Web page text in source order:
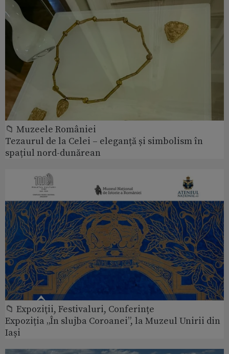
📁 Muzeele României
Tezaurul de la Celei – eleganță și simbolism în
spațiul nord-dunărean
📁 Expoziţii, Festivaluri, Conferințe
Expoziția „În slujba Coroanei”, la Muzeul Unirii din
Iași